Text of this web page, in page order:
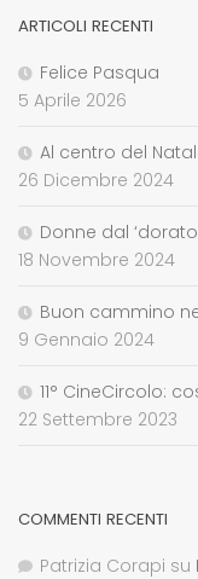
ARTICOLI RECENTI
Felice Pasqua
5 Aprile 2026
Al centro del
26 Dicembre 2024
Donne dal
18 Novembre 2024
Buon cammino
9 Gennaio 2024
11° CineCircolo:
22 Settembre 2023
COMMENTI RECENTI
Patrizia Corapi su